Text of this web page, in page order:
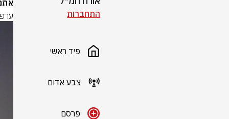
התחברות
פיד ראשי
צבע אדום
פרסם